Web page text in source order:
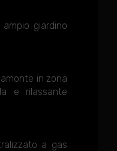
giardino
in zona
e rilassante
a gas